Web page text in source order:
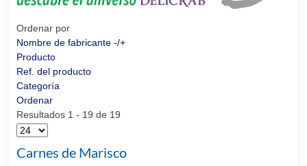
Ordenar por
Nombre de fabricante -/+
Producto
Ref. del producto
Categoría
Ordenar
Resultados 1 - 19 de 19
Carnes de Marisco